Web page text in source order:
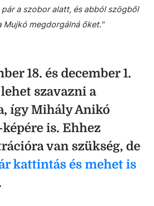
a szobor alatt, és abból szögből
Mujkó megdorgálná őket."
18. és december 1.
szavazni a
így Mihály Anikó
is. Ehhez
van szükség, de
kattintás és mehet is